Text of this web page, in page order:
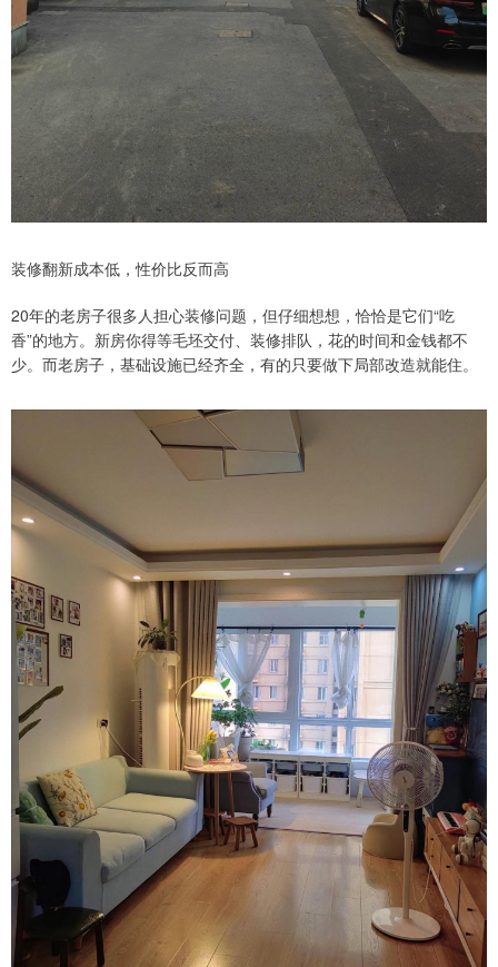
装修翻新成本低，性价比反而高
20年的老房子很多人担心装修问题，但仔细想想，恰恰是它们“吃
香”的地方。新房你得等毛坯交付、装修排队，花的时间和金钱都不
少。而老房子，基础设施已经齐全，有的只要做下局部改造就能住。